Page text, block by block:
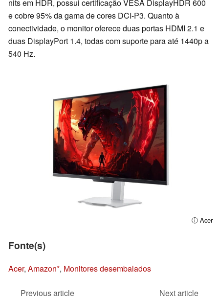
nits em HDR, possui certificação VESA DisplayHDR 600
e cobre 95% da gama de cores DCI-P3. Quanto à
conectividade, o monitor oferece duas portas HDMI 2.1 e
duas DisplayPort 1.4, todas com suporte para até 1440p a
540 Hz.
ⓘ Acer
Fonte(s)
Acer, Amazon , Monitores desembalados
Previous article
Next article